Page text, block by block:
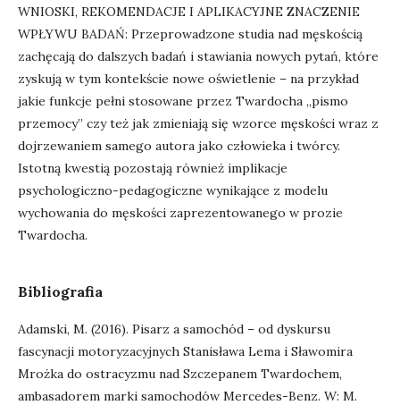
WNIOSKI, REKOMENDACJE I APLIKACYJNE ZNACZENIE
WPŁYWU BADAŃ: Przeprowadzone studia nad męskością
zachęcają do dalszych badań i stawiania nowych pytań, które
zyskują w tym kontekście nowe oświetlenie – na przykład
jakie funkcje pełni stosowane przez Twardocha „pismo
przemocy” czy też jak zmieniają się wzorce męskości wraz z
dojrzewaniem samego autora jako człowieka i twórcy.
Istotną kwestią pozostają również implikacje
psychologiczno-pedagogiczne wynikające z modelu
wychowania do męskości zaprezentowanego w prozie
Twardocha.
Bibliografia
Adamski, M. (2016). Pisarz a samochód – od dyskursu
fascynacji motoryzacyjnych Stanisława Lema i Sławomira
Mrożka do ostracyzmu nad Szczepanem Twardochem,
ambasadorem marki samochodów Mercedes-Benz. W: M.